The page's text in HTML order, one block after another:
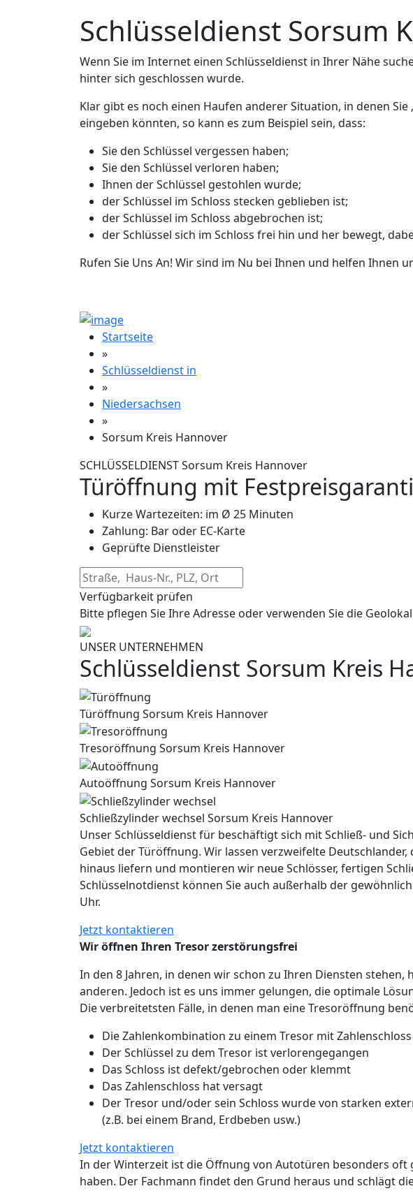
Schlüsseldienst Sorsum
Wenn Sie im Internet einen Schlüsseldienst in Ihrer Nähe
hinter sich geschlossen wurde.
Klar gibt es noch einen Haufen anderer Situation, in denen
eingeben könnten, so kann es zum Beispiel sein, dass:
Sie den Schlüssel vergessen haben;
Sie den Schlüssel verloren haben;
Ihnen der Schlüssel gestohlen wurde;
der Schlüssel im Schloss stecken geblieben ist;
der Schlüssel im Schloss abgebrochen ist;
der Schlüssel sich im Schloss frei hin und her bewegt,
Rufen Sie Uns An! Wir sind im Nu bei Ihnen und helfen Ihnen
Startseite
»
Schlüsseldienst in
»
Niedersachsen
»
Sorsum Kreis Hannover
SCHLÜSSELDIENST Sorsum Kreis Hannover
Türöffnung mit
Kurze Wartezeiten: im Ø 25 Minuten
Zahlung: Bar oder EC-Karte
Geprüfte Dienstleister
Verfügbarkeit prüfen
Bitte pflegen Sie Ihre Adresse oder verwenden Sie die
UNSER UNTERNEHMEN
Schlüsseldienst Sorsum Kreis
Türöffnung Sorsum Kreis Hannover
Tresoröffnung Sorsum Kreis Hannover
Autoöffnung Sorsum Kreis Hannover
Schließzylinder wechsel Sorsum Kreis Hannover
Unser Schlüsseldienst für beschäftigt sich mit Schließ- und
Gebiet der Türöffnung. Wir lassen verzweifelte
hinaus liefern und montieren wir neue Schlösser, fertigen
Schlüsselnotdienst können Sie auch außerhalb der
Uhr.
Jetzt kontaktieren
Wir öffnen Ihren Tresor zerstörungsfrei
In den 8 Jahren, in denen wir schon zu Ihren Diensten
anderen. Jedoch ist es uns immer gelungen, die optimale
Die verbreitetsten Fälle, in denen man eine Tresoröffnung
Die Zahlenkombination zu einem Tresor mit
Der Schlüssel zu dem Tresor ist verlorengegangen
Das Schloss ist defekt/gebrochen oder klemmt
Das Zahlenschloss hat versagt
Der Tresor und/oder sein Schloss wurde von starken
(z.B. bei einem Brand, Erdbeben usw.)
Jetzt kontaktieren
In der Winterzeit ist die Öffnung von Autotüren besonders
haben. Der Fachmann findet den Grund heraus und schlägt